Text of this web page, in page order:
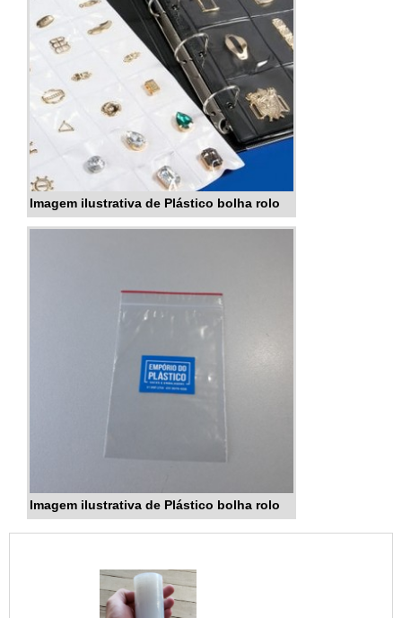
Imagem ilustrativa de Plástico bolha rolo
Imagem ilustrativa de Plástico bolha rolo